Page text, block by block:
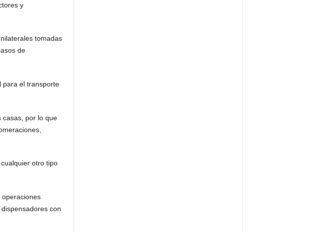
y
tomadas
de
para el transporte
casas, por lo que
otro tipo
con